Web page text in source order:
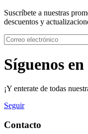
Suscríbete a nuestras
descuentos y
Síguenos
¡Y enterate de todas
Seguir
Contacto